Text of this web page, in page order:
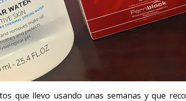
que llevo usando unas semanas y que